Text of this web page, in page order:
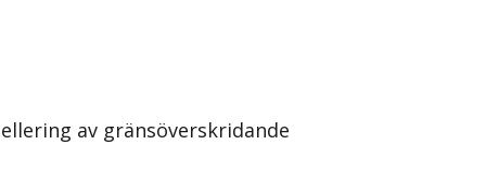
av gränsöverskridande